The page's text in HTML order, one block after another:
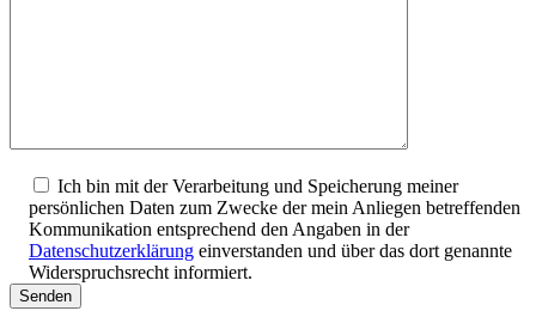
Ich bin mit der Verarbeitung und Speicherung meiner
persönlichen Daten zum Zwecke der mein Anliegen betreffenden
Kommunikation entsprechend den Angaben in der
Datenschutzerklärung einverstanden und über das dort genannte
Widerspruchsrecht informiert.